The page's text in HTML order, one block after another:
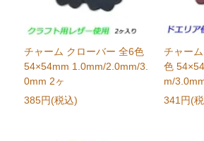
チャーム クローバー 全6色
54×54mm 1.0mm/2.0mm/3.
0mm 2ヶ
385円(税込)
チャー
色
m/
341円(